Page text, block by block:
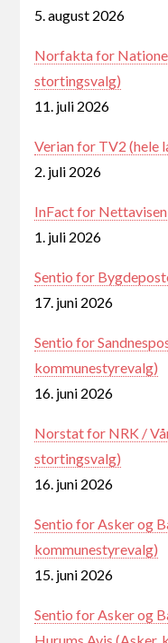
5. august 2026
Norfakta for
stortingsvalg)
11. juli 2026
Verian for TV2 (hele
2. juli 2026
InFact for
1. juli 2026
Sentio for
17. juni 2026
Sentio for
kommunestyrevalg)
16. juni 2026
Norstat for NRK /
stortingsvalg)
16. juni 2026
Sentio for Asker og
kommunestyrevalg)
15. juni 2026
Sentio for Asker og